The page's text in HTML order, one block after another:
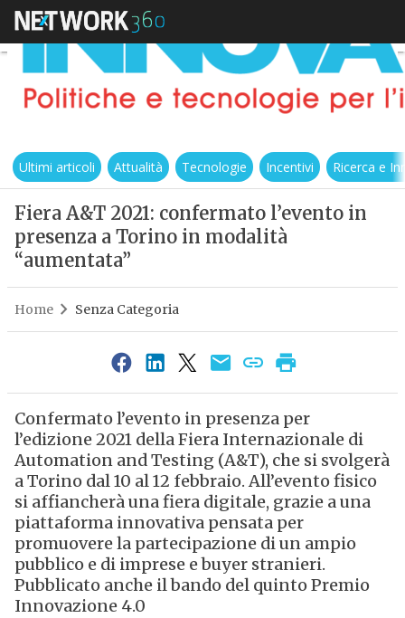
Ultimi articoli Attualità Tecnologie Incentivi Ricerca e
Fiera A&T 2021: confermato l’evento in
presenza a Torino in modalità
“aumentata”
Home Senza Categoria
Confermato l’evento in presenza per
l’edizione 2021 della Fiera Internazionale di
Automation and Testing (A&T), che si svolgerà
a Torino dal 10 al 12 febbraio. All’evento fisico
si affiancherà una fiera digitale, grazie a una
piattaforma innovativa pensata per
promuovere la partecipazione di un ampio
pubblico e di imprese e buyer stranieri.
Pubblicato anche il bando del quinto Premio
Innovazione 4.0